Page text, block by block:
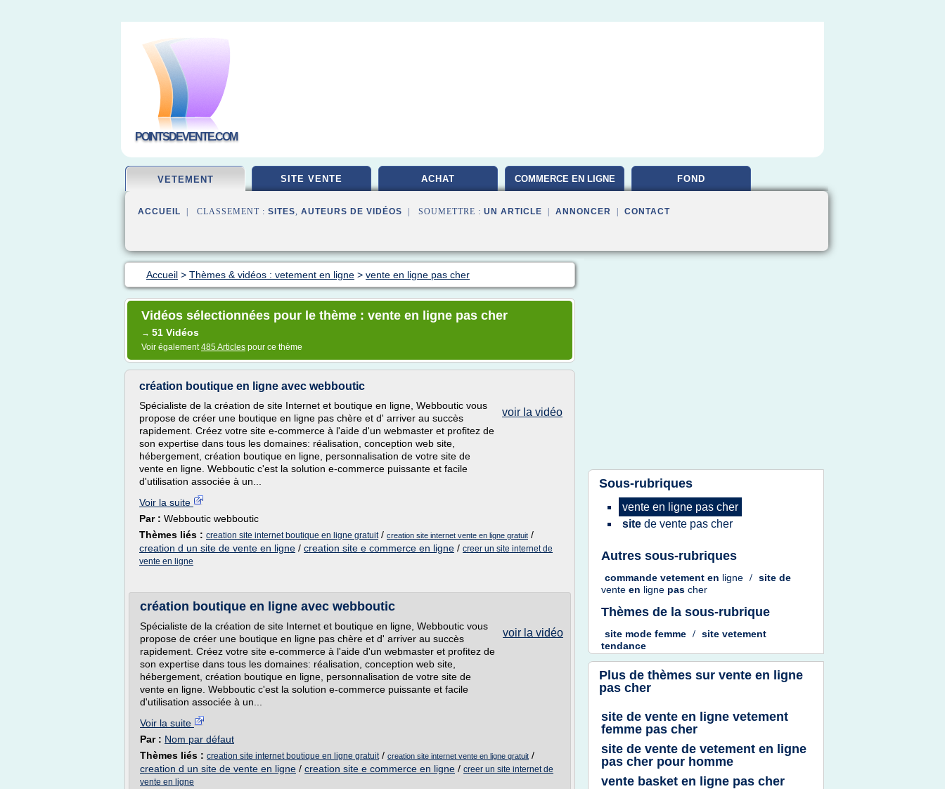
POINTSDEVENTE.COM
VETEMENT SITE VENTE ACHAT COMMERCE EN LIGNE FOND
ACCUEIL | CLASSEMENT : SITES, AUTEURS DE VIDÉOS | SOUMETTRE : UN ARTICLE ANNONCER CONTACT
Accueil > Thèmes & vidéos : vetement en ligne > vente en ligne pas cher
Vidéos sélectionnées pour le thème : vente en ligne pas cher
→ 51 Vidéos
Voir également485 Articles pour ce thème
création boutique en ligne avec webboutic
voir la vidéo
Spécialiste de la création de site Internet et boutique en ligne, Webboutic vous
propose de créer une boutique en ligne pas chère et d' arriver au succès
rapidement. Créez votre site e-commerce à l'aide d'un webmaster et profitez de
son expertise dans tous les domaines: réalisation, conception web site,
hébergement, création boutique en ligne, personnalisation de votre site de
vente en ligne. Webboutic c'est la solution e-commerce puissante et facile
d'utilisation associée à un...
Voir la suite
Par : Webboutic webboutic
Thèmes liés : creation site internet boutique en ligne gratuit/ creation site internet vente en ligne gratuit /
creation d un site de vente en ligne / creation site e commerce en ligne / creer un site internet de
vente en ligne
création boutique en ligne avec webboutic
voir la vidéo
Spécialiste de la création de site Internet et boutique en ligne, Webboutic vous
propose de créer une boutique en ligne pas chère et d' arriver au succès
rapidement. Créez votre site e-commerce à l'aide d'un webmaster et profitez de
son expertise dans tous les domaines: réalisation, conception web site,
hébergement, création boutique en ligne, personnalisation de votre site de
vente en ligne. Webboutic c'est la solution e-commerce puissante et facile
d'utilisation associée à un...
Voir la suite
Par : Nom par défaut
Thèmes liés : creation site internet boutique en ligne gratuit/ creation site internet vente en ligne gratuit /
creation d un site de vente en ligne / creation site e commerce en ligne / creer un site internet de
vente en ligne
Sous-rubriques
vente en ligne pas cher
site de vente pas cher
Autres sous-rubriques
commande vetement en ligne / site de
vente en ligne pas cher
Thèmes de la sous-rubrique
site mode femme / site vetement
tendance
Plus de thèmes sur vente en ligne
pas cher
site de vente en ligne vetement
femme pas cher
site de vente de vetement en ligne
pas cher pour homme
vente basket en ligne pas cher